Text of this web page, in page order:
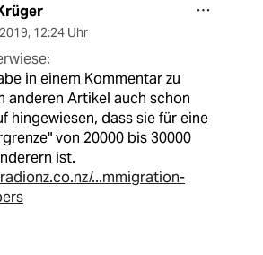
, 12:24 Uhr
in einem Kommentar zu
anderen Artikel auch schon
hingewiesen, dass sie für eine
von 20000 bis 30000
ist.
...mmigration-